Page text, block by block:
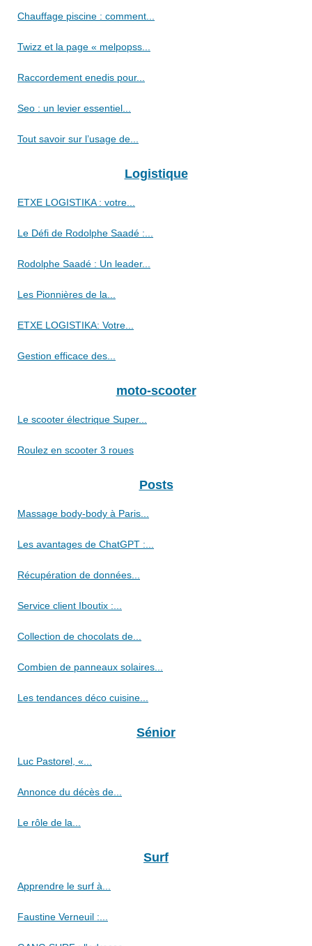
Chauffage piscine : comment...
Twizz et la page « melpopss...
Raccordement enedis pour...
Seo : un levier essentiel...
Tout savoir sur l’usage de...
Logistique
ETXE LOGISTIKA : votre...
Le Défi de Rodolphe Saadé :...
Rodolphe Saadé : Un leader...
Les Pionnières de la...
ETXE LOGISTIKA: Votre...
Gestion efficace des...
moto-scooter
Le scooter électrique Super...
Roulez en scooter 3 roues
Posts
Massage body-body à Paris...
Les avantages de ChatGPT :...
Récupération de données...
Service client Iboutix :...
Collection de chocolats de...
Combien de panneaux solaires...
Les tendances déco cuisine...
Sénior
Luc Pastorel, «...
Annonce du décès de...
Le rôle de la...
Surf
Apprendre le surf à...
Faustine Verneuil :...